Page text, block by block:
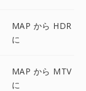
MAP から HDR
に
MAP から MTV
に